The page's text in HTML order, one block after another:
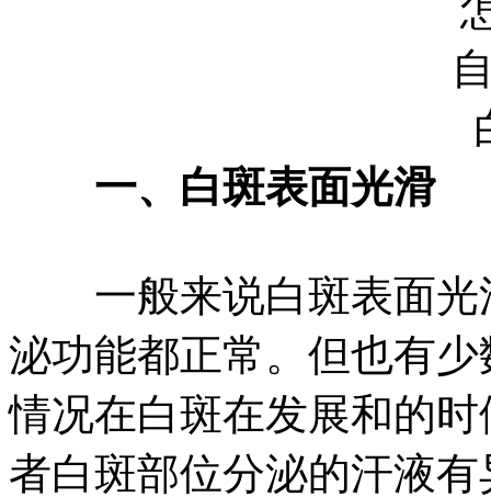
一、白斑表面光滑
一般来说白斑表面光
泌功能都正常。但也有
情况在白斑在发展和的
者白斑部位分泌的汗液有